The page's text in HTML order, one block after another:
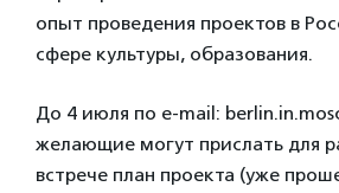
опыт проведения проектов в
сфере культуры, образования.
До 4 июля по e-mail:
желающие могут прислать для
встрече план проекта (уже